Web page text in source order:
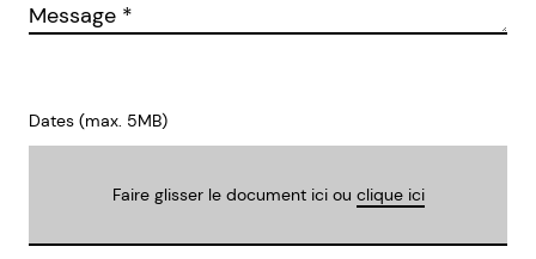
Message *
Dates (max. 5MB)
Faire glisser le document ici ou clique ici